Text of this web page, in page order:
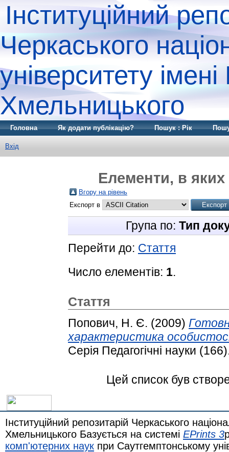
Інституційний
Черкаського
університету
Хмельницького
Головна Як додати публікацію? Пошук : Рік
Вхід
Елементи, в
Вгору на рівень
Експорт в
Група по: Тип
Перейти до: Стаття
Число елементів: 1.
Стаття
Попович, Н. Є. (2009)
характеристика
Серія Педагогічні науки
Цей список був
Інституційний репозитарій Черкаського
Хмельницького Базується на системі EPrints 3
комп'ютерних наук при Саутгемптонському